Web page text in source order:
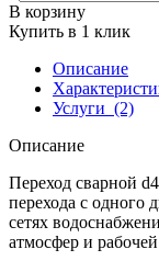
В корзину
Купить в 1 клик
Описание
Услуги (2)
Описание
Переход сварной
перехода с одного
сетях
атмосфер и